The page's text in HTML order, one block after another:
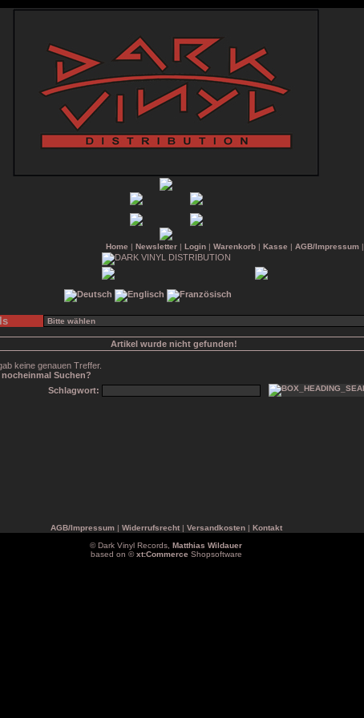
Home | Newsletter| Login| Warenkorb| Kasse | AGB/Impressum|
Artikel wurde nicht gefunden!
keine genauen Treffer.
Suchen?
Schlagwort:
AGB/Impressum| Widerrufsrecht| Versandkosten| Kontakt
© Dark Vinyl Records, Matthias Wildauer
based on ©xt:CommerceShopsoftware